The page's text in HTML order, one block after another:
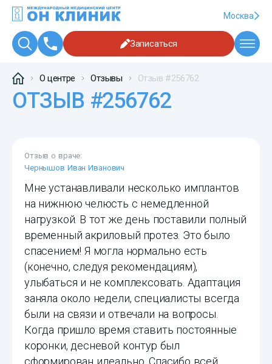
Москва
Записаться
О центре Отзывы Отзыв #256762
ОТЗЫВ #256762
Отзыв о враче:
Чернышов Иван Иванович
Мне устанавливали несколько имплантов
на нижнюю челюсть с немедленной
нагрузкой. В тот же день поставили полный
временный акриловый протез. Это было
спасением! Я могла нормально есть
(конечно, следуя рекомендациям),
улыбаться и не комплексовать. Адаптация
заняла около недели, специалисты всегда
были на связи и отвечали на вопросы.
Когда пришло время ставить постоянные
коронки, десневой контур был
сформирован идеально. Спасибо всей